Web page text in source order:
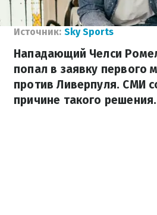
Источник: Sky Sports
Нападающий Челси
попал в заявку первого
против Ливерпуля. СМИ
причине такого решения.